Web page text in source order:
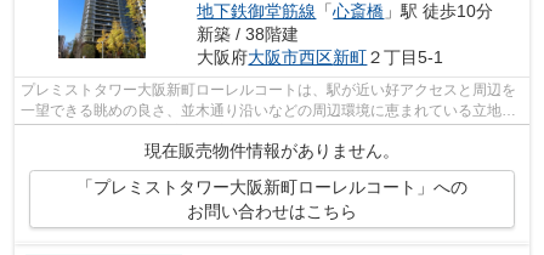
地下鉄御堂筋線 「心斎橋 」駅 徒歩10分
新築 / 38階建
大阪府大阪市西区新町２丁目5-1
プレミストタワー大阪新町ローレルコートは、駅が近い好アクセスと周辺を
一望できる眺めの良さ、並木通り沿いなどの周辺環境に恵まれている立地が
現在販売物件情報がありません。
「プレミストタワー大阪新町ローレルコート」への
お問い合わせはこちら